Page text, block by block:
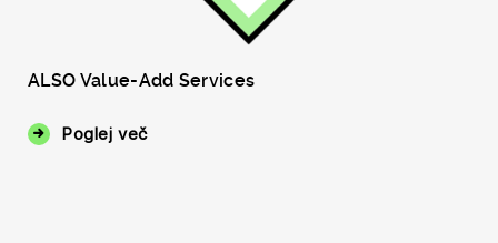
ALSO Value-Add Services
Poglej več